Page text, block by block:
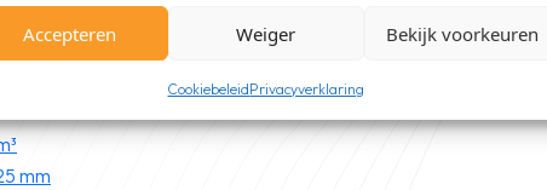
Accepteren Weiger Bekijk voorkeuren
CookiebeleidPrivacyverklaring
mm